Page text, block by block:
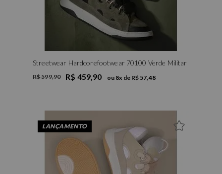
Streetwear Hardcorefootwear 70100 Verde Militar
R$ 599,90 R$ 459,90 ou 8x de R$ 57,48
LANÇAMENTO